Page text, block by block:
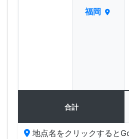
福岡
合計
地点名をクリックすると